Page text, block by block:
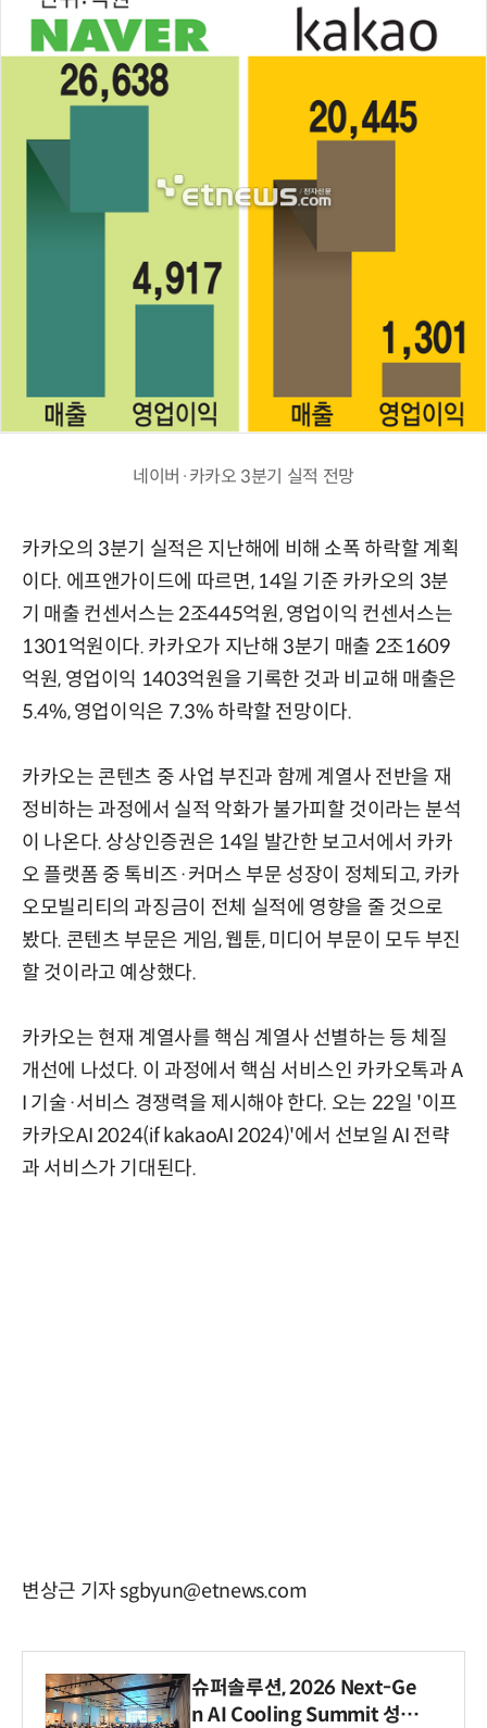
네이버·카카오 3분기 실적 전망
카카오의 3분기 실적은 지난해에 비해 소폭 하락할 계획
이다. 에프앤가이드에 따르면, 14일 기준 카카오의 3분
기 매출 컨센서스는 2조445억원, 영업이익 컨센서스는
1301억원이다. 카카오가 지난해 3분기 매출 2조1609
억원, 영업이익 1403억원을 기록한 것과 비교해 매출은
5.4%, 영업이익은 7.3% 하락할 전망이다.
카카오는 콘텐츠 중 사업 부진과 함께 계열사 전반을 재
정비하는 과정에서 실적 악화가 불가피할 것이라는 분석
이 나온다. 상상인증권은 14일 발간한 보고서에서 카카
오 플랫폼 중 톡비즈·커머스 부문 성장이 정체되고, 카카
오모빌리티의 과징금이 전체 실적에 영향을 줄 것으로
봤다. 콘텐츠 부문은 게임, 웹툰, 미디어 부문이 모두 부진
할 것이라고 예상했다.
카카오는 현재 계열사를 핵심 계열사 선별하는 등 체질
개선에 나섰다. 이 과정에서 핵심 서비스인 카카오톡과 A
I 기술·서비스 경쟁력을 제시해야 한다. 오는 22일 '이프
카카오AI 2024(if kakaoAI 2024)'에서 선보일 AI 전략
과 서비스가 기대된다.
변상근 기자 sgbyun@etnews.com
슈퍼솔루션, 2026 Next-Ge
n AI Cooling Summit 성황